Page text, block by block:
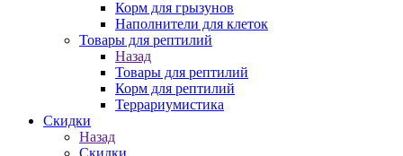
Корм для грызунов
Наполнители для клеток
Товары для рептилий
Назад
Товары для рептилий
Корм для рептилий
Террариумистика
Скидки
Назад
Скидки